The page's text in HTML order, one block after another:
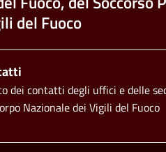
del Fuoco
dei contatti degli uffici e delle
Nazionale dei Vigili del Fuoco